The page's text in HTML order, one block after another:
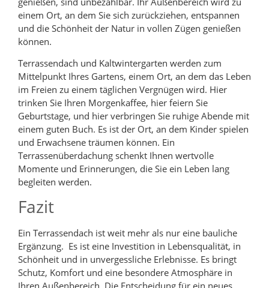
einem Ort, an dem Sie sich zurückziehen, entspannen
und die Schönheit der Natur in vollen Zügen genießen
können.
Terrassendach und Kaltwintergarten werden zum
Mittelpunkt Ihres Gartens, einem Ort, an dem das Leben
im Freien zu einem täglichen Vergnügen wird. Hier
trinken Sie Ihren Morgenkaffee, hier feiern Sie
Geburtstage, und hier verbringen Sie ruhige Abende mit
einem guten Buch. Es ist der Ort, an dem Kinder spielen
und Erwachsene träumen können. Ein
Terrassenüberdachung schenkt Ihnen wertvolle
Momente und Erinnerungen, die Sie ein Leben lang
begleiten werden.
Fazit
Ein Terrassendach ist weit mehr als nur eine bauliche
Ergänzung. Es ist eine Investition in Lebensqualität, in
Schönheit und in unvergessliche Erlebnisse. Es bringt
Schutz, Komfort und eine besondere Atmosphäre in